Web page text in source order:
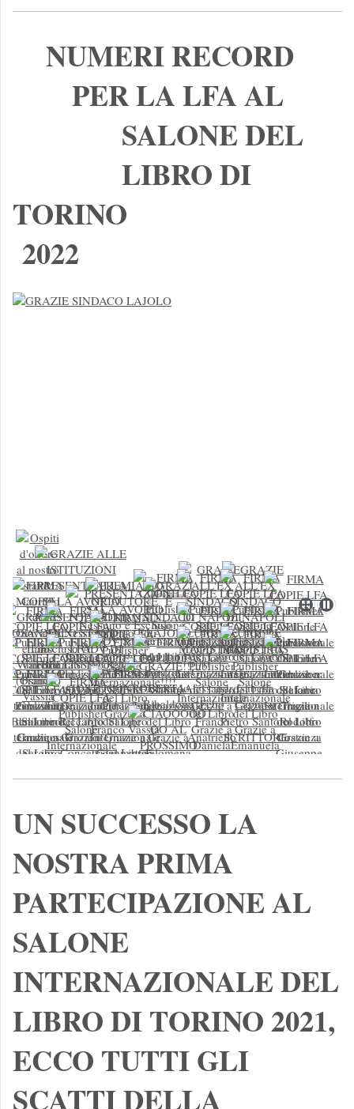
NUMERI RECORD
PER LA LFA AL
SALONE DEL
LIBRO DI
TORINO
2022
UN SUCCESSO LA
NOSTRA PRIMA
PARTECIPAZIONE AL
SALONE
INTERNAZIONALE DEL
LIBRO DI TORINO 2021,
ECCO TUTTI GLI
SCATTI DELLA